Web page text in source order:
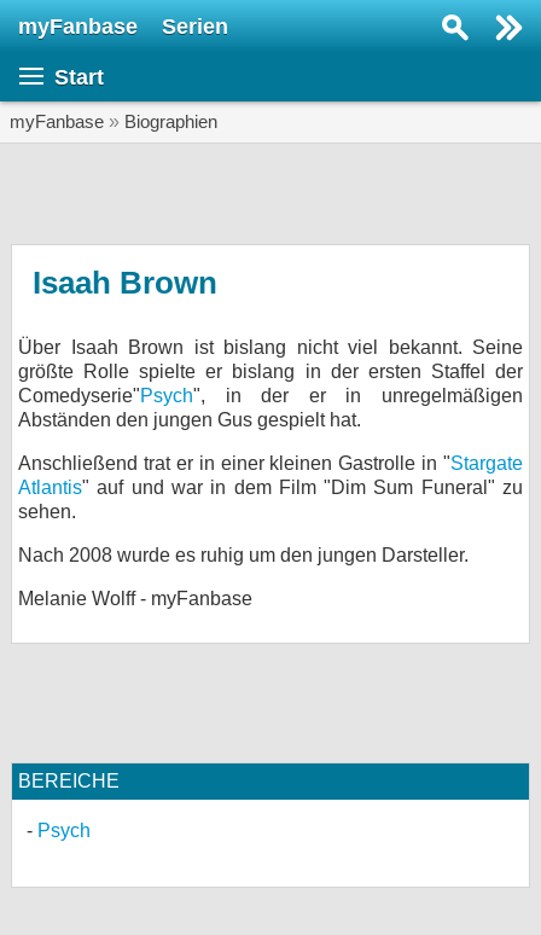
myFanbase Serien
Start
myFanbase » Biographien
Isaah Brown
Über Isaah Brown ist bislang nicht viel bekannt. Seine
größte Rolle spielte er bislang in der ersten Staffel der
Comedyserie"Psych", in der er in unregelmäßigen
Abständen den jungen Gus gespielt hat.
Anschließend trat er in einer kleinen Gastrolle in "Stargate
Atlantis" auf und war in dem Film "Dim Sum Funeral" zu
sehen.
Nach 2008 wurde es ruhig um den jungen Darsteller.
Melanie Wolff - myFanbase
BEREICHE
Psych
KULTUR
Specials
SERVICE
Gewinnspiele